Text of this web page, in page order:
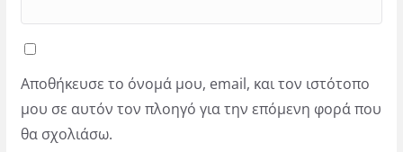
Αποθήκευσε το όνομά μου, email, και τον ιστότοπο
μου σε αυτόν τον πλοηγό για την επόμενη φορά που
θα σχολιάσω.